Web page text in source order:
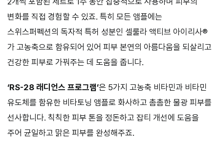
변화를 직접 경험할 수 있죠. 특히 모든 앰플에는
스위스퍼펙션의 독자적 특허 성분인 셀룰라 액티브 아이리사®
가 고농축으로 함유되어 있어 피부 본연의 아름다움을 되살리고
건강한 피부로 가꿔주는 데 도움을 줍니다.
‘RS-28 래디언스 프로그램’은 5가지 고농축 비타민과 비타민
유도체를 함유한 비타토닝 앰플로 화사하고 촘촘한 물광 피부를
선사합니다. 칙칙한 피부 톤을 정돈하고 잡티 개선에 도움을
주어 균일하고 맑은 피부를 완성해주죠.